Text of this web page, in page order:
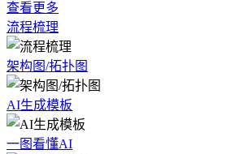
查看更多
流程梳理
架构图/拓扑图
AI生成模板
一图看懂AI